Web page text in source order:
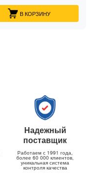
В КОРЗИНУ
Надежный
поставщик
Работаем с 1991 года,
более 60 000 клиентов,
уникальная система
контроля качества